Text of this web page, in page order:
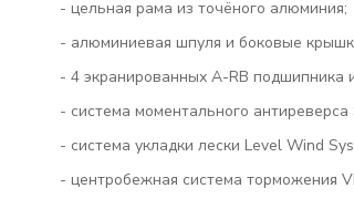
- цельная рама из точёного алюминия;
- алюминиевая шпуля и боковые
- 4 экранированных A-RB подшипника
- система моментального
- система укладки лески Level Wind
- центробежная система торможения